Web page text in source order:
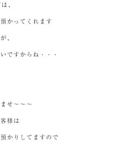
、
かってくれます
、
ですからね・・・
せ～～～
様は
かりしてますので